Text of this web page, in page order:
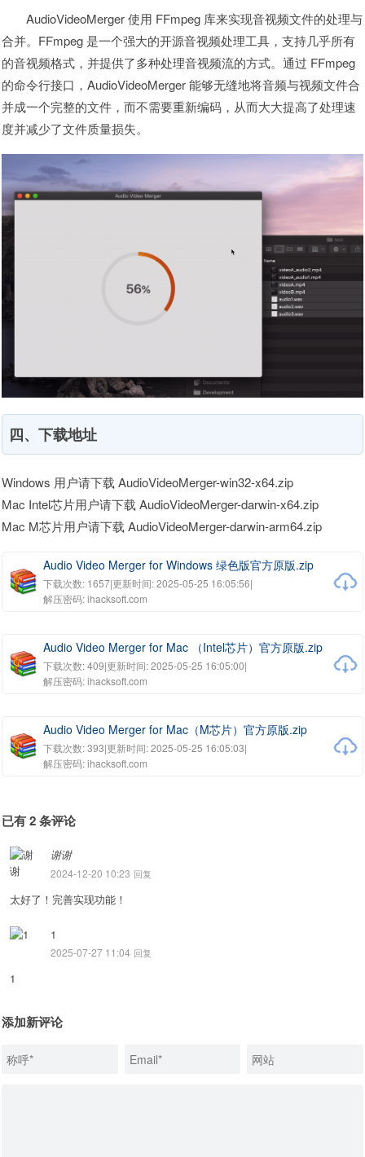
AudioVideoMerger 使用 FFmpeg 库来实现音视频文件的处理与
合并。FFmpeg 是一个强大的开源音视频处理工具，支持几乎所有
的音视频格式，并提供了多种处理音视频流的方式。通过 FFmpeg
的命令行接口，AudioVideoMerger 能够无缝地将音频与视频文件合
并成一个完整的文件，而不需要重新编码，从而大大提高了处理速
度并减少了文件质量损失。
四、下载地址
Windows 用户请下载 AudioVideoMerger-win32-x64.zip
Mac Intel芯片用户请下载 AudioVideoMerger-darwin-x64.zip
Mac M芯片用户请下载 AudioVideoMerger-darwin-arm64.zip
Audio Video Merger for Windows 绿色版官方原版.zip
下载次数: 1657|更新时间: 2025-05-25 16:05:56|
解压密码: ihacksoft.com
Audio Video Merger for Mac （Intel芯片）官方原版.zip
下载次数: 409|更新时间: 2025-05-25 16:05:00|
解压密码: ihacksoft.com
Audio Video Merger for Mac（M芯片）官方原版.zip
下载次数: 393|更新时间: 2025-05-25 16:05:03|
解压密码: ihacksoft.com
已有 2 条评论
谢谢
2024-12-20 10:23 回复
太好了！完善实现功能！
1
2025-07-27 11:04 回复
1
添加新评论